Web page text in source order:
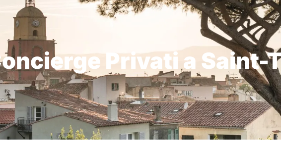
Privati a Saint-